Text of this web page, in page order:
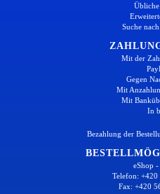
Übliche
Suche
Mit der
Gegen
Mit
Mit
In
Bezahlung der
eShop
Telefon:
Fax: +420